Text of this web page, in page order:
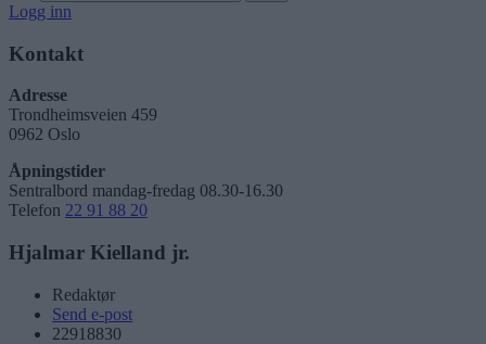
Logg inn
Kontakt
Adresse
Trondheimsveien 459
0962 Oslo
Åpningstider
Sentralbord mandag-fredag 08.30-16.30
Telefon 22 91 88 20
Hjalmar Kielland jr.
Redaktør
Send e-post
22918830